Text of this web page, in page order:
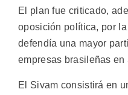
El plan fue criticado,
oposición política, por
defendía una mayor
empresas brasileñas en
El Sivam consistirá en